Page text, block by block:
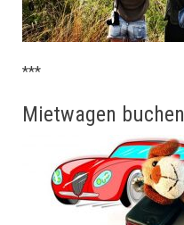
***
Mietwagen buchen